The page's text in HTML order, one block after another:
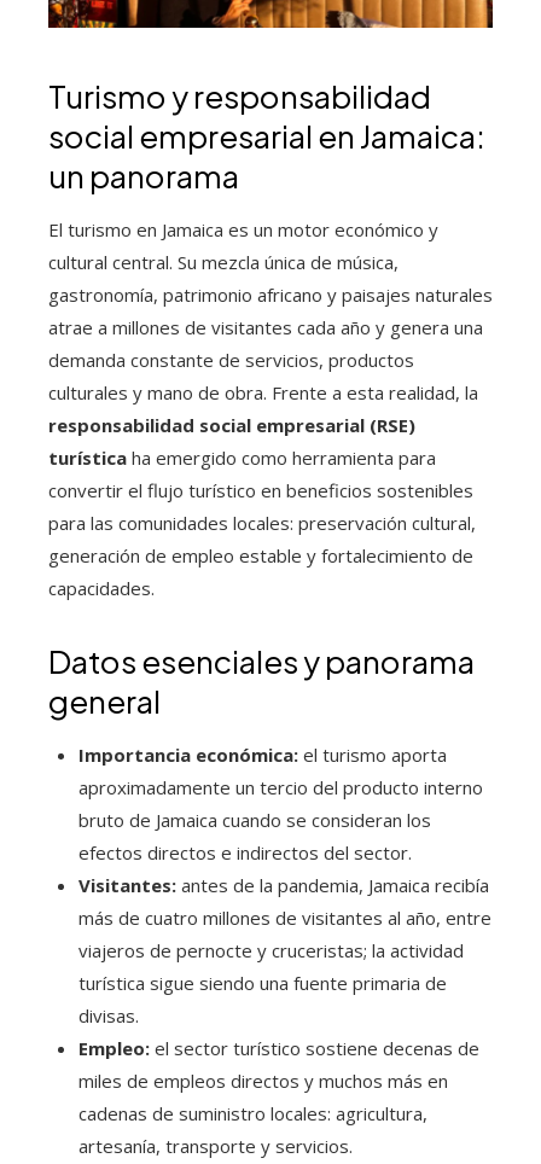
Turismo y responsabilidad
social empresarial en Jamaica:
un panorama
El turismo en Jamaica es un motor económico y
cultural central. Su mezcla única de música,
gastronomía, patrimonio africano y paisajes naturales
atrae a millones de visitantes cada año y genera una
demanda constante de servicios, productos
culturales y mano de obra. Frente a esta realidad, la
responsabilidad social empresarial (RSE)
turística ha emergido como herramienta para
convertir el flujo turístico en beneficios sostenibles
para las comunidades locales: preservación cultural,
generación de empleo estable y fortalecimiento de
capacidades.
Datos esenciales y panorama
general
Importancia económica: el turismo aporta
aproximadamente un tercio del producto interno
bruto de Jamaica cuando se consideran los
efectos directos e indirectos del sector.
Visitantes: antes de la pandemia, Jamaica recibía
más de cuatro millones de visitantes al año, entre
viajeros de pernocte y cruceristas; la actividad
turística sigue siendo una fuente primaria de
divisas.
Empleo: el sector turístico sostiene decenas de
miles de empleos directos y muchos más en
cadenas de suministro locales: agricultura,
artesanía, transporte y servicios.